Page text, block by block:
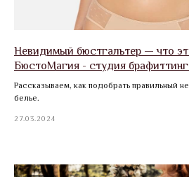
Невидимый бюстгальтер — что
БюстоМагия - студия
Рассказываем, как подобрать правильный
белье.
27.03.2024